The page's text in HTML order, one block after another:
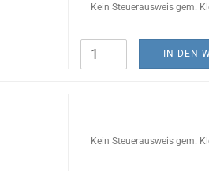
Kein Steuerausweis gem.
IN DEN
Kein Steuerausweis gem.